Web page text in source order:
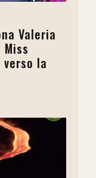
Valeria
la